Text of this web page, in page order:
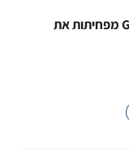
תרופות ממשפחת ה-GLP-1 מפחיתות את